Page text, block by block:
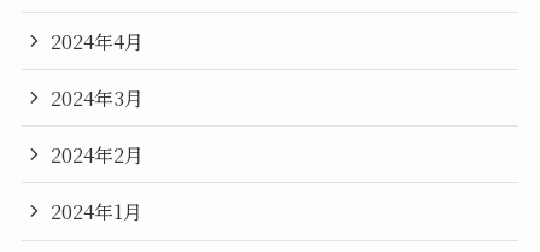
2024年4月
2024年3月
2024年2月
2024年1月